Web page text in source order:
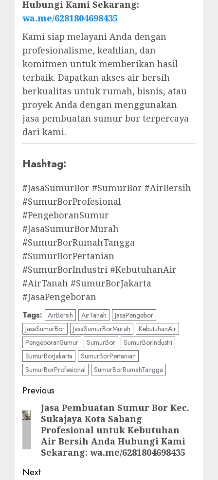
Hubungi Kami Sekarang:
wa.me/6281804698435
Kami siap melayani Anda dengan
profesionalisme, keahlian, dan
komitmen untuk memberikan hasil
terbaik. Dapatkan akses air bersih
berkualitas untuk rumah, bisnis, atau
proyek Anda dengan menggunakan
jasa pembuatan sumur bor terpercaya
dari kami.
Hashtag:
#JasaSumurBor #SumurBor #AirBersih
#SumurBorProfesional
#PengeboranSumur
#JasaSumurBorMurah
#SumurBorRumahTangga
#SumurBorPertanian
#SumurBorIndustri #KebutuhanAir
#AirTanah #SumurBorJakarta
#JasaPengeboran
Tags: AirBersih AirTanah
JasaPengebor
JasaSumurBor
JasaSumurBorMurah
KebutuhanAir
PengeboranSumur
SumurBor
SumurBorIndustri
SumurBorJakarta
SumurBorPertanian
SumurBorProfesional
SumurBorRumahTangga
Post
navigation
Previous
Previous
post:
Jasa Pembuatan Sumur Bor Kec.
Sukajaya Kota Sabang
Profesional untuk Kebutuhan
Air Bersih Anda Hubungi Kami
Sekarang: wa.me/6281804698435
Next